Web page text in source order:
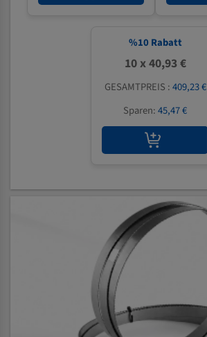
%10 Rabatt
10 x 40,93 €
GESAMTPREIS :409,23 €
Sparen:45,47 €